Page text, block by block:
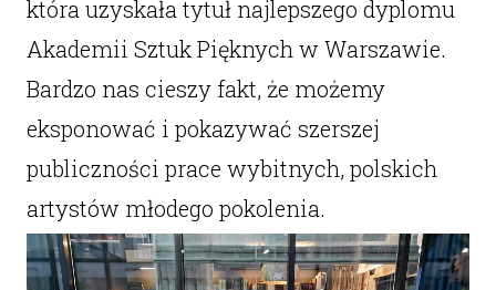
która uzyskała tytuł najlepszego dyplomu
Akademii Sztuk Pięknych w Warszawie.
Bardzo nas cieszy fakt, że możemy
eksponować i pokazywać szerszej
publiczności prace wybitnych, polskich
artystów młodego pokolenia.